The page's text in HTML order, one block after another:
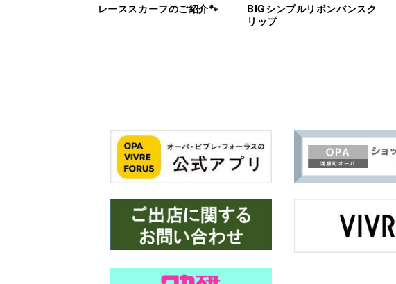
レーススカーフのご紹介🐾
BIGシンプルリボンバンスク
リップ